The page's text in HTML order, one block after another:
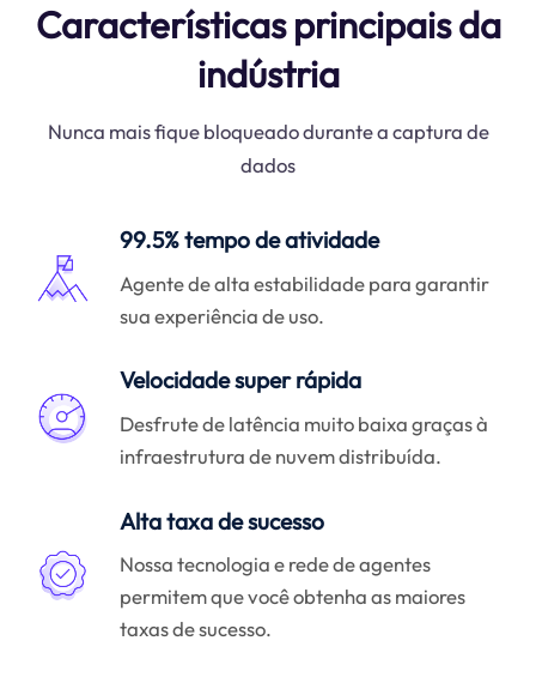
Características principais da
indústria
Nunca mais fique bloqueado durante a captura de
dados
99.5% tempo de atividade
Agente de alta estabilidade para garantir
sua experiência de uso.
Velocidade super rápida
Desfrute de latência muito baixa graças à
infraestrutura de nuvem distribuída.
Alta taxa de sucesso
Nossa tecnologia e rede de agentes
permitem que você obtenha as maiores
taxas de sucesso.